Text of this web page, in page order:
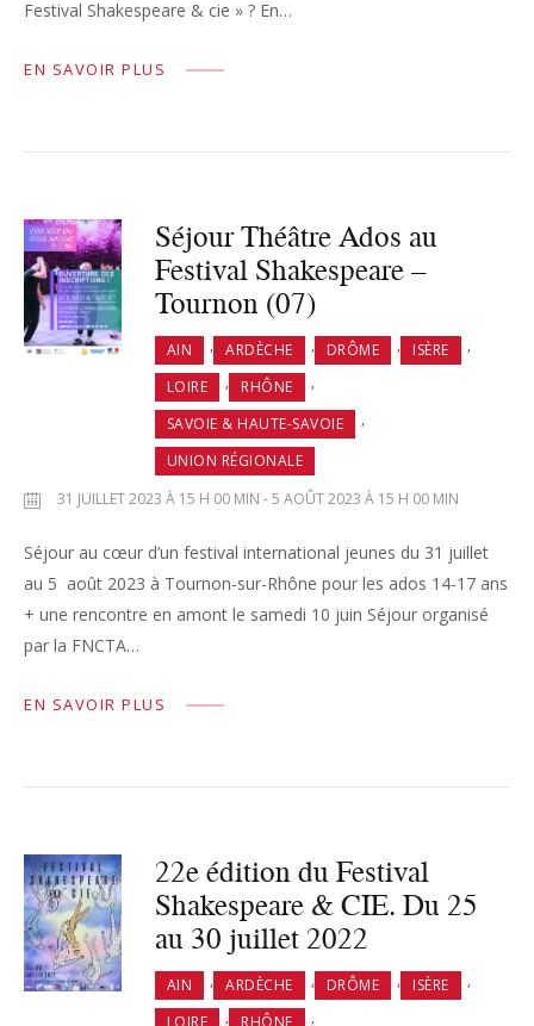
Festival Shakespeare & cie » ? En…
EN SAVOIR PLUS
Séjour Théâtre Ados au
Festival Shakespeare –
Tournon (07)
AIN , ARDÈCHE , DRÔME , ISÈRE ,
LOIRE , RHÔNE ,
SAVOIE & HAUTE-SAVOIE ,
UNION RÉGIONALE
31 JUILLET 2023 À 15 H 00 MIN - 5 AOÛT 2023 À 15 H 00 MIN
Séjour au cœur d’un festival international jeunes du 31 juillet
au 5 août 2023 à Tournon-sur-Rhône pour les ados 14-17 ans
+ une rencontre en amont le samedi 10 juin Séjour organisé
par la FNCTA…
EN SAVOIR PLUS
22e édition du Festival
Shakespeare & CIE. Du 25
au 30 juillet 2022
AIN , ARDÈCHE , DRÔME , ISÈRE ,
LOIRE , RHÔNE ,